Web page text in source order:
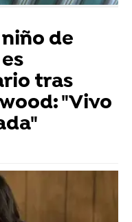
de
tras
"Vivo